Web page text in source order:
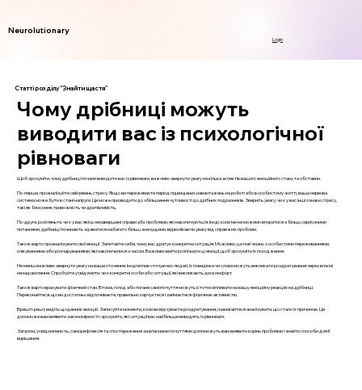
Neurolutionary
Login
Статті розділу "Знайти щастя"
Чому дрібниці можуть
виводити вас із психологічної
рівноваги
Щоб зрозуміти, чому дрібниці почали виводити вас із рівноваги, важливо звернути увагу на кілька аспектів вашого емоційного стану та обставин.
По-перше, проаналізуйте свій рівень стресу. Якщо ви переживаєте період підвищених навантажень на роботі або в особистому житті, ваша нервова
система може бути в стані напруги. Це може призводити до збільшення чутливості до дрібних подразників. Зверніть увагу, чи є у вас інші ознаки стресу,
такі як безсоння, тривожність чи дратівливість.
По-друге, розгляньте, чи є у вас якісь незавершені справи або проблеми, які накопичуються. Іноді, коли ми не можемо впоратися з більш серйозними
питаннями, дрібниці починають здаватися набагато більш значущими, відволікаючи увагу від справжніх проблем.
Також варто проаналізувати свої емоції. Запитайте себе, чому вас дратує конкретна ситуація. Можливо, це пов'язано з особистими переживаннями,
очікуваннями або розчаруваннями, які накопичилися з часом. Важливо вміти розпізнати ці емоції, щоб зрозуміти їх походження.
Не менш важливо звернути увагу на ваше оточення. Іноді вплив оточуючих людей, їх поведінка чи слова можуть викликати роздратування через власні
незадоволення. Спробуйте усвідомити, чи є конкретні особи або ситуації, які викликають дискомфорт.
Також варто врахувати фізичний стан. Втома, голод або погане самопочуття можуть істотно впливати на вашу емоційну реакцію на дрібниці.
Переконайтеся, що ви достатньо відпочиваєте, правильно харчуєтеся і займаєтеся фізичною активністю.
Врешті-решт, ведіть щоденник емоцій. Записуйте моменти, коли ви відчуваєте роздратування, і намагайтеся аналізувати, що стало їх причиною. Це
допоможе вам виявити закономірності і зрозуміти, які ситуації вас найбільше виводять із рівноваги.
Загалом, усвідомленість, саморефлексія та спостереження за власними почуттями допоможуть вам виявити корінь проблеми і знайти способи для її
вирішення.